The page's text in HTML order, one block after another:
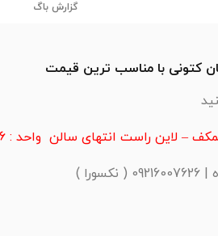
گزارش باگ
کتونی با مناسب ترین قیمت
– لاین راست انتهای سالن واحد : 6
)